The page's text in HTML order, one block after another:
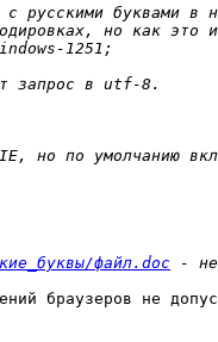
файл.doc
браузеров не